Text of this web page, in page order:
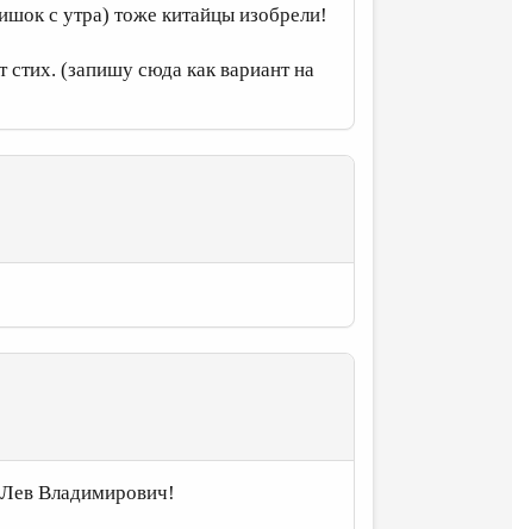
с утра) тоже китайцы изобрели!
стих. (запишу сюда как вариант на
Лев Владимирович!